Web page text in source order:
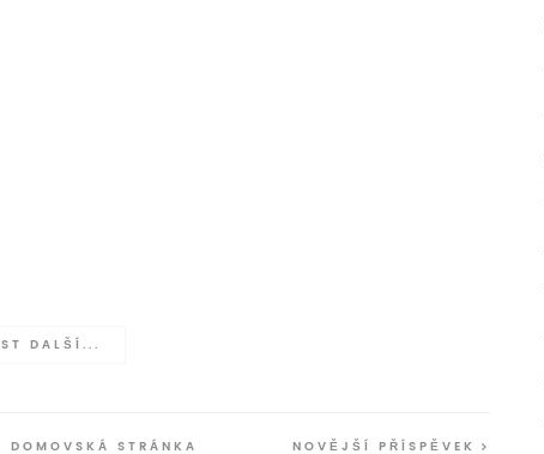
DALŠÍ...
NOVĚJŠÍ PŘÍSPĚVEK
DOMOVSKÁ STRÁNKA